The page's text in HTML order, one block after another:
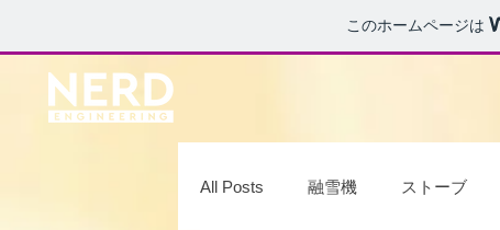
このホームページは
All Posts 融雪機 ストーブ